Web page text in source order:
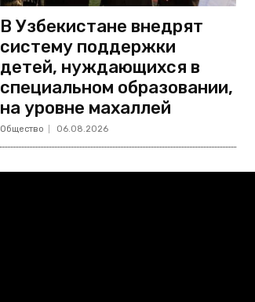
В Узбекистане внедрят
систему поддержки
детей, нуждающихся в
специальном образовании,
на уровне махаллей
Общество 06.08.2026